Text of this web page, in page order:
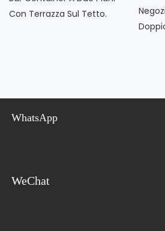
Con Terrazza Sul Tetto.
WhatsApp
WeChat